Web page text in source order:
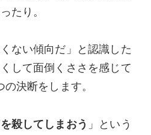
たり。
ない傾向だ」と認識した
して面倒くささを感じて
決断をします。
殺してしまおう 」という